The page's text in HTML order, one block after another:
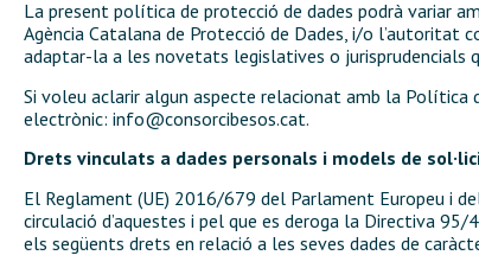
La present política de protecció de dades podrà variar
Agència Catalana de Protecció de Dades, i/o l’autoritat
adaptar-la a les novetats legislatives o jurisprudencials
Si voleu aclarir algun aspecte relacionat amb la Política
electrònic: info@consorcibesos.cat.
Drets vinculats a dades personals i models de
El Reglament (UE) 2016/679 del Parlament Europeu i
circulació d’aquestes i pel que es deroga la Directiva
els següents drets en relació a les seves dades de